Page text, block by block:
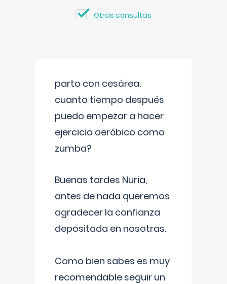
Otras consultas
parto con cesárea.
cuanto tiempo después
puedo empezar a hacer
ejercicio aeróbico como
zumba?
Buenas tardes Nuria,
antes de nada queremos
agradecer la confianza
depositada en nosotras.
Como bien sabes es muy
recomendable seguir un